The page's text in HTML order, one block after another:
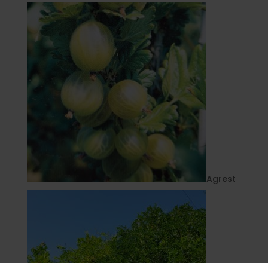
Agrest